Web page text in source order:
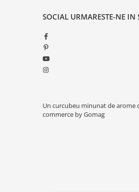
SOCIAL URMARESTE-NE
Un curcubeu minunat de arome
commerce by Gomag